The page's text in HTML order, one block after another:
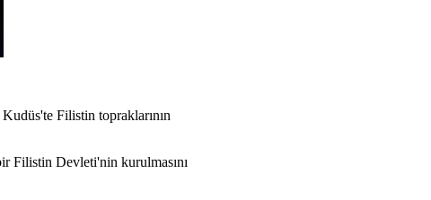
Filistin topraklarının
Filistin Devleti'nin kurulmasını